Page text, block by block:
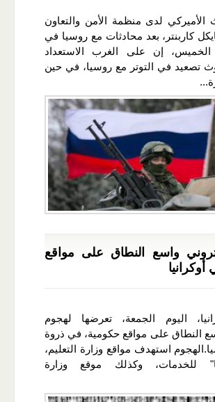
الأميركي لدى منظمة الأمن والتعاون
كاربنتر، بعد محادثات مع روسيا في
إن على الغرب الاستعداد
تصعيد في التوتر مع روسيا، في حين
واسع النطاق على مواقع
اليوم الجمعة، تعرضها لهجوم
النطاق على مواقع حكومية، في ذروة
استهدف مواقع وزارة التعليم،
للخدمات، وكذلك موقع وزارة